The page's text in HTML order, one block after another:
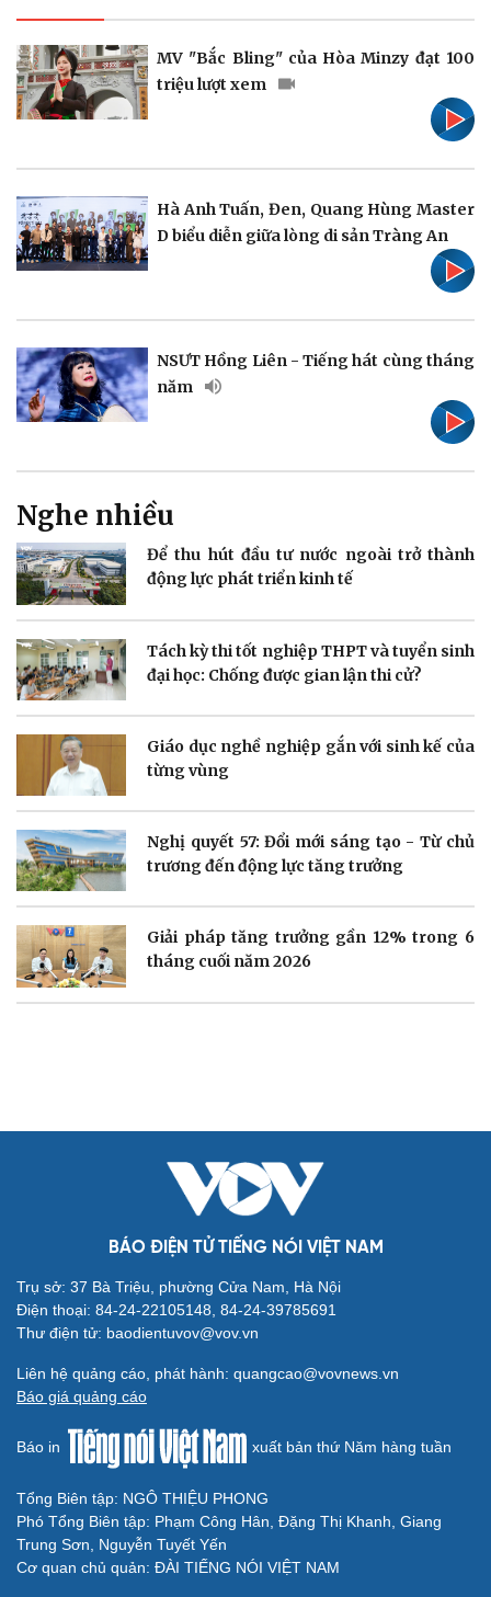
Tin nóng
Tư vấn luật
Việt Nam
Phân tích
Thể thao
Bóng đá
Hậu trường
Doanh nghiệp
Thông tin doanh nghiệp
Doanh nghiệp 24h
Doanh nhân
Vì cộng đồng
Công nghệ
Sành điệu
Tin Công nghệ
Trải nghiệm
Chuyển đổi số
Sức khỏe
Dinh dưỡng - món ngon
Cây thuốc
Sản phụ khoa
Nhi khoa
Đời sống
Nhà đẹp
Blog
Văn học
Âm nhạc
Di sản
Giải trí
Thời trang
Du lịch
Tư vấn
Săn Tour
check-in
Podcast
Câu chuyện thời sự
Cửa sổ tình yêu
MV "Bắc Bling" của Hòa Minzy đạt 100
triệu lượt xem
Hà Anh Tuấn, Đen, Quang Hùng Master
D biểu diễn giữa lòng di sản Tràng An
NSƯT Hồng Liên - Tiếng hát cùng tháng
năm
Nghe nhiều
Để thu hút đầu tư nước ngoài trở thành
động lực phát triển kinh tế
Tách kỳ thi tốt nghiệp THPT và tuyển sinh
đại học: Chống được gian lận thi cử?
Giáo dục nghề nghiệp gắn với sinh kế của
từng vùng
Nghị quyết 57: Đổi mới sáng tạo - Từ chủ
trương đến động lực tăng trưởng
Giải pháp tăng trưởng gần 12% trong 6
tháng cuối năm 2026
BÁO ĐIỆN TỬ TIẾNG NÓI VIỆT NAM
Trụ sở: 37 Bà Triệu, phường Cửa Nam, Hà Nội
Điện thoại: 84-24-22105148, 84-24-39785691
Thư điện tử: baodientuvov@vov.vn
Liên hệ quảng cáo, phát hành: quangcao@vovnews.vn
Báo giá quảng cáo
Báo in xuất bản thứ Năm hàng tuần
Tổng Biên tập: NGÔ THIỆU PHONG
Phó Tổng Biên tập: Phạm Công Hân, Đặng Thị Khanh, Giang
Trung Sơn, Nguyễn Tuyết Yến
Cơ quan chủ quản: ĐÀI TIẾNG NÓI VIỆT NAM